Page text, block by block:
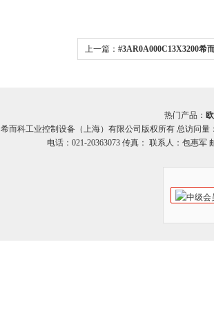
上一篇： #3AR0A000C13X3200希
热门产品：
希而科工业控制设备（上海）有限公司版权所有 总访问量
电话：021-20363073 传真： 联系人：包惠军